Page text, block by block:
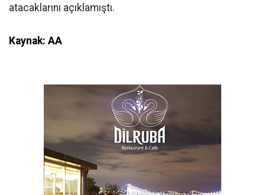
atacaklarını açıklamıştı.
Kaynak: AA